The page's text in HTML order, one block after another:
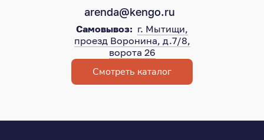
arenda@kengo.ru
Самовывоз: г. Мытищи,
проезд Воронина, д.7/8,
ворота 26
Смотреть каталог